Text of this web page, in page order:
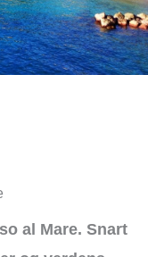
al Mare. Snart